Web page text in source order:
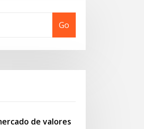
Go
de valores